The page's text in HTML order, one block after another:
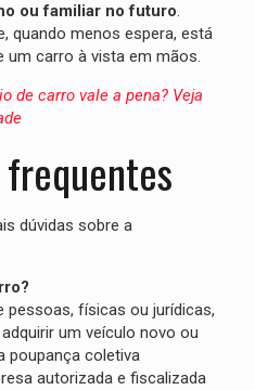
ou familiar no futuro.
quando menos espera, está
um carro à vista em mãos.
de carro vale a pena? Veja
frequentes
dúvidas sobre a
pessoas, físicas ou jurídicas,
um veículo novo ou
poupança coletiva
autorizada e fiscalizada